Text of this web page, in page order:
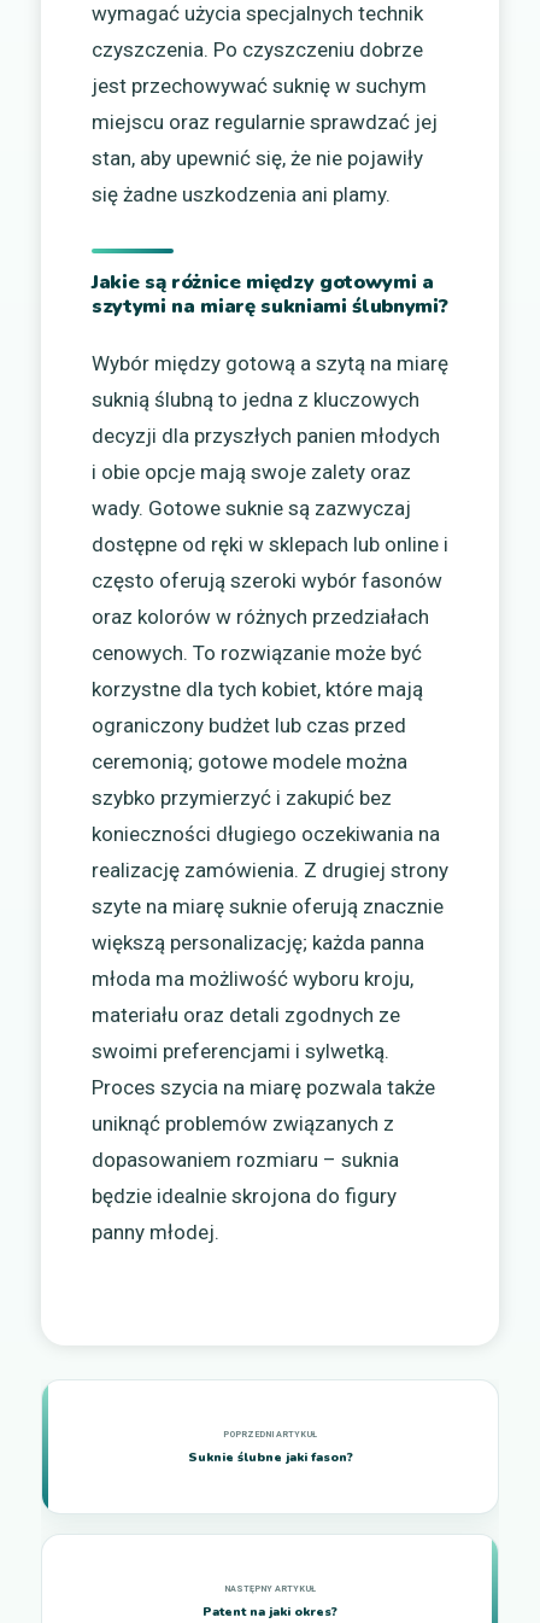
wymagać użycia specjalnych technik
czyszczenia. Po czyszczeniu dobrze
jest przechowywać suknię w suchym
miejscu oraz regularnie sprawdzać jej
stan, aby upewnić się, że nie pojawiły
się żadne uszkodzenia ani plamy.
Jakie są różnice między gotowymi a
szytymi na miarę sukniami ślubnymi?
Wybór między gotową a szytą na miarę
suknią ślubną to jedna z kluczowych
decyzji dla przyszłych panien młodych
i obie opcje mają swoje zalety oraz
wady. Gotowe suknie są zazwyczaj
dostępne od ręki w sklepach lub online i
często oferują szeroki wybór fasonów
oraz kolorów w różnych przedziałach
cenowych. To rozwiązanie może być
korzystne dla tych kobiet, które mają
ograniczony budżet lub czas przed
ceremonią; gotowe modele można
szybko przymierzyć i zakupić bez
konieczności długiego oczekiwania na
realizację zamówienia. Z drugiej strony
szyte na miarę suknie oferują znacznie
większą personalizację; każda panna
młoda ma możliwość wyboru kroju,
materiału oraz detali zgodnych ze
swoimi preferencjami i sylwetką.
Proces szycia na miarę pozwala także
uniknąć problemów związanych z
dopasowaniem rozmiaru – suknia
będzie idealnie skrojona do figury
panny młodej.
Suknie ślubne jaki fason?
Patent na jaki okres?